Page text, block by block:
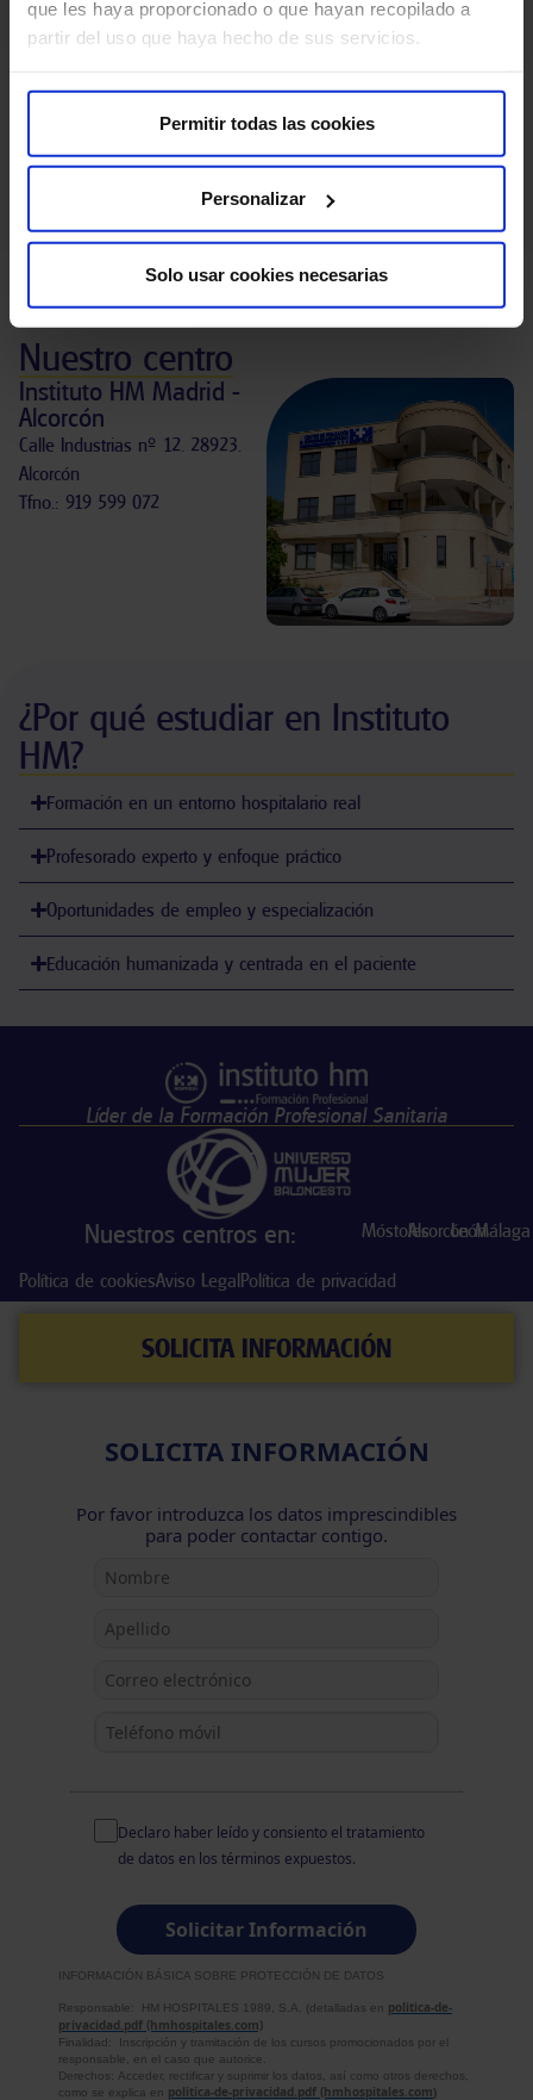
que les haya proporcionado o que hayan recopilado a
partir del uso que haya hecho de sus servicios.
Permitir todas las cookies
Personalizar
Solo usar cookies necesarias
Formación Profesional
Sanitaria.
Prácticas garantizadas en HM
Hospitales
100%
Prioridad de
contratación
Nuestro centro
Instituto HM Madrid -
Alcorcón
Calle Industrias nº 12. 28923.
Alcorcón
Tfno.: 919 599 072
¿Por qué estudiar en Instituto
HM?
Formación en un entorno hospitalario real
Profesorado experto y enfoque práctico
Oportunidades de empleo y especialización
Educación humanizada y centrada en el paciente
Líder de la Formación Profesional Sanitaria
Nuestros centros en: MóstolesAlcorcónLeónMálaga
Política de cookiesAviso LegalPolítica de privacidad
SOLICITA INFORMACIÓN
SOLICITA INFORMACIÓN
Por favor introduzca los datos imprescindibles
para poder contactar contigo.
Declaro haber leído y consiento el tratamiento
de datos en los términos expuestos.
Solicitar Información
INFORMACIÓN BÁSICA SOBRE PROTECCIÓN DE DATOS
Responsable: HM HOSPITALES 1989, S.A. (detalladas en politica-de-
privacidad.pdf (hmhospitales.com)
Finalidad:
Inscripción y tramitación de los cursos promocionados por el
responsable, en el caso que autorice.
Derechos: Acceder, rectificar y suprimir los datos, así como otros derechos,
como se explica en politica-de-privacidad.pdf (hmhospitales.com )